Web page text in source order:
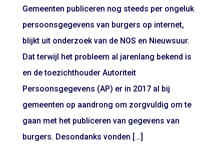
Gemeenten publiceren nog steeds per ongeluk
persoonsgegevens van burgers op internet,
blijkt uit onderzoek van de NOS en Nieuwsuur.
Dat terwijl het probleem al jarenlang bekend is
en de toezichthouder Autoriteit
Persoonsgegevens (AP) er in 2017 al bij
gemeenten op aandrong om zorgvuldig om te
gaan met het publiceren van gegevens van
burgers. Desondanks vonden […]